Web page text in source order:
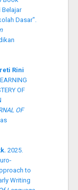
Dasar".
Rini
OF
OF
2025.
to
Writing